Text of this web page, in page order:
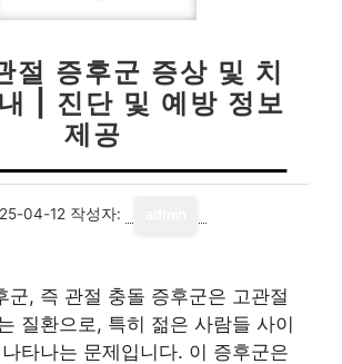
절 증후군 증상 및 치
| 진단 및 예방 정보
제공
04-12 작성자:
군, 즉 관절 충돌 증후군은 고관절
질환으로, 특히 젊은 사람들 사이
타나는 문제입니다. 이 증후군은